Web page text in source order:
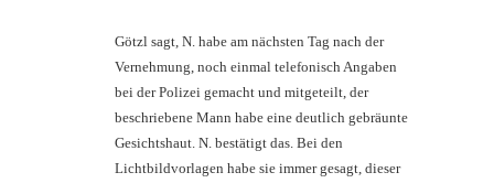
Götzl sagt, N. habe am nächsten Tag nach der
Vernehmung, noch einmal telefonisch Angaben
bei der Polizei gemacht und mitgeteilt, der
beschriebene Mann habe eine deutlich gebräunte
Gesichtshaut. N. bestätigt das. Bei den
Lichtbildvorlagen habe sie immer gesagt, dieser